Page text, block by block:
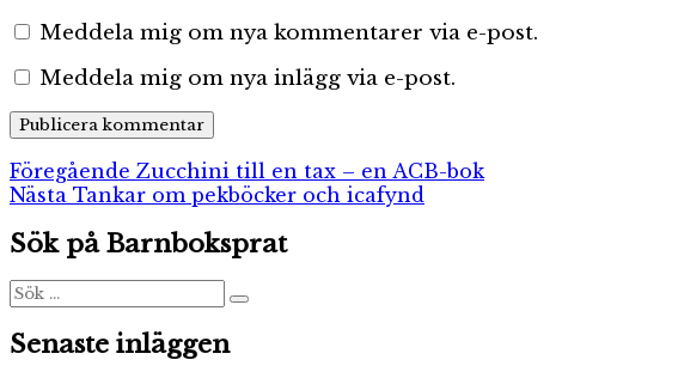
Meddela mig om nya kommentarer via e-post.
Meddela mig om nya inlägg via e-post.
Inläggsnavigering
Föregående Föregående
inlägg:
Zucchini till en tax – en ACB-bok
Nästa Nästa
Tankar om pekböcker och icafynd
Sök på Barnboksprat
Sök
efter:
Sök
Senaste inläggen